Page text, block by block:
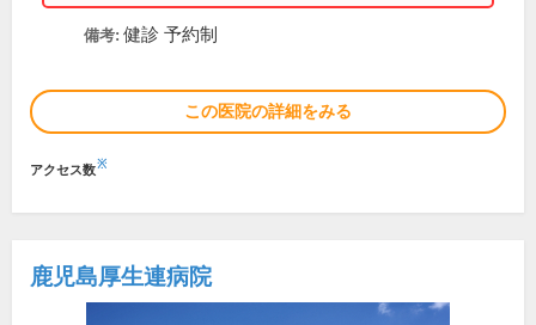
備考: 健診 予約制
この医院の詳細をみる
アクセス数※
鹿児島厚生連病院